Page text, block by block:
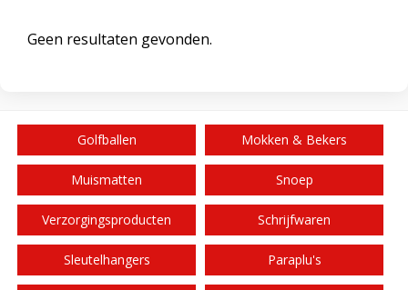
Geen resultaten gevonden.
Golfballen Mokken & Bekers
Muismatten Snoep
Verzorgingsproducten Schrijfwaren
Sleutelhangers Paraplu's